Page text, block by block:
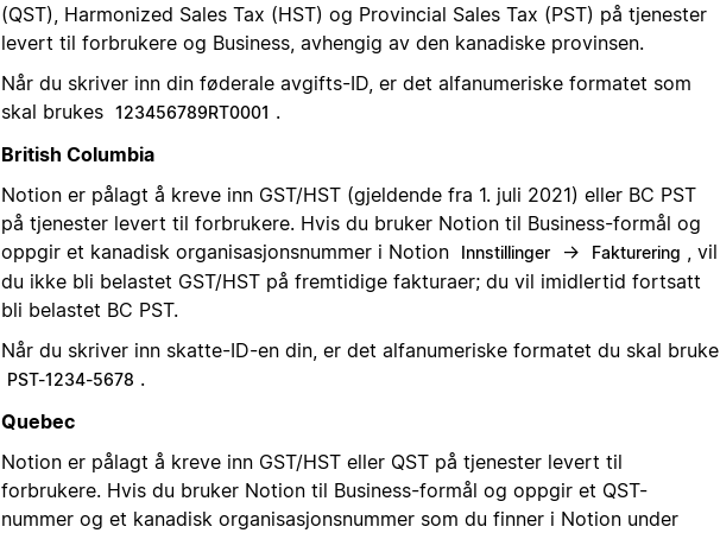
(QST), Harmonized Sales Tax (HST) og Provincial Sales Tax (PST) på tjenester
levert til forbrukere og Business, avhengig av den kanadiske provinsen.
Når du skriver inn din føderale avgifts-ID, er det alfanumeriske formatet som
skal brukes 123456789RT0001 .
British Columbia
Notion er pålagt å kreve inn GST/HST (gjeldende fra 1. juli 2021) eller BC PST
på tjenester levert til forbrukere. Hvis du bruker Notion til Business-formål og
oppgir et kanadisk organisasjonsnummer i Notion
Innstillinger → Fakturering , vil
du ikke bli belastet GST/HST på fremtidige fakturaer; du vil imidlertid fortsatt
bli belastet BC PST.
Når du skriver inn skatte-ID-en din, er det alfanumeriske formatet du skal bruke
PST-1234-5678 .
Quebec
Notion er pålagt å kreve inn GST/HST eller QST på tjenester levert til
forbrukere. Hvis du bruker Notion til Business-formål og oppgir et QST-
nummer og et kanadisk organisasjonsnummer som du finner i Notion under